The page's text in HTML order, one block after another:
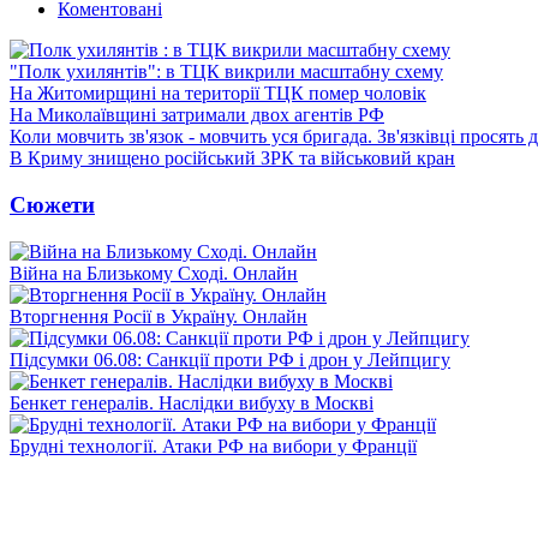
Коментовані
"Полк ухилянтів": в ТЦК викрили масштабну схему
На Житомирщині на території ТЦК помер чоловік
На Миколаївщині затримали двох агентів РФ
Коли мовчить зв'язок - мовчить уся бригада. Зв'язківці просять
В Криму знищено російський ЗРК та військовий кран
Сюжети
Війна на Близькому Сході. Онлайн
Вторгнення Росії в Україну. Онлайн
Підсумки 06.08: Санкції проти РФ і дрон у Лейпцигу
Бенкет генералів. Наслідки вибуху в Москві
Брудні технології. Атаки РФ на вибори у Франції